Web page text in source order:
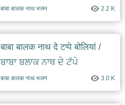
ਪੁਜਾਰੀ
बाबा बालक नाथ भजन 2.2 K
बाबा बालक नाथ दे टप्पे बोलियां /
ਬਾਬਾ ਬਲਾਕ ਨਾਥ ਦੇ ਟੱਪੇ
बाबा बालक नाथ भजन 3.0 K